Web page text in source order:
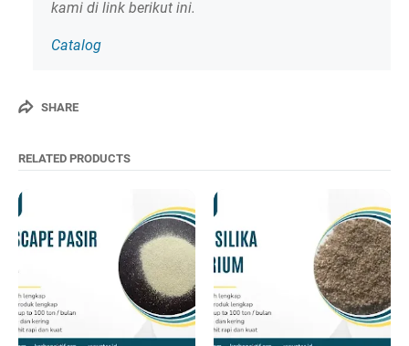
kami di link berikut ini.
Catalog
SHARE
RELATED PRODUCTS